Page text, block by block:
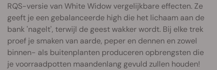
RQS-versie van White Widow vergelijkbare effecten. Ze
geeft je een gebalanceerde high die het lichaam aan de
bank 'nagelt', terwijl de geest wakker wordt. Bij elke trek
proef je smaken van aarde, peper en dennen en zowel
binnen- als buitenplanten produceren opbrengsten die
je voorraadpotten maandenlang gevuld zullen houden!